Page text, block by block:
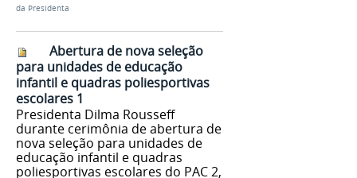
da Presidenta
Abertura de nova seleção
para unidades de educação
infantil e quadras poliesportivas
escolares 1
Presidenta Dilma Rousseff
durante cerimônia de abertura de
nova seleção para unidades de
educação infantil e quadras
poliesportivas escolares do PAC 2,